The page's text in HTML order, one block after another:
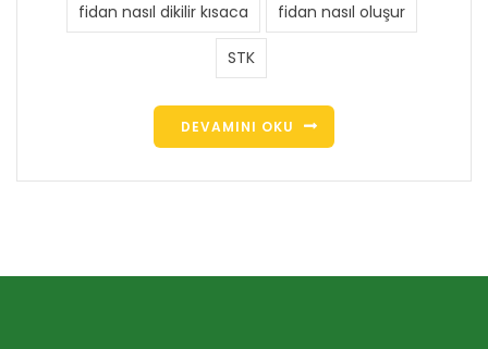
fidan nasıl dikilir kısaca fidan nasıl oluşur
STK
DEVAMINI OKU